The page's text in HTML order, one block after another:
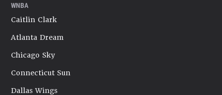
WNBA
Caitlin Clark
Atlanta Dream
Chicago Sky
Connecticut Sun
Dallas Wings